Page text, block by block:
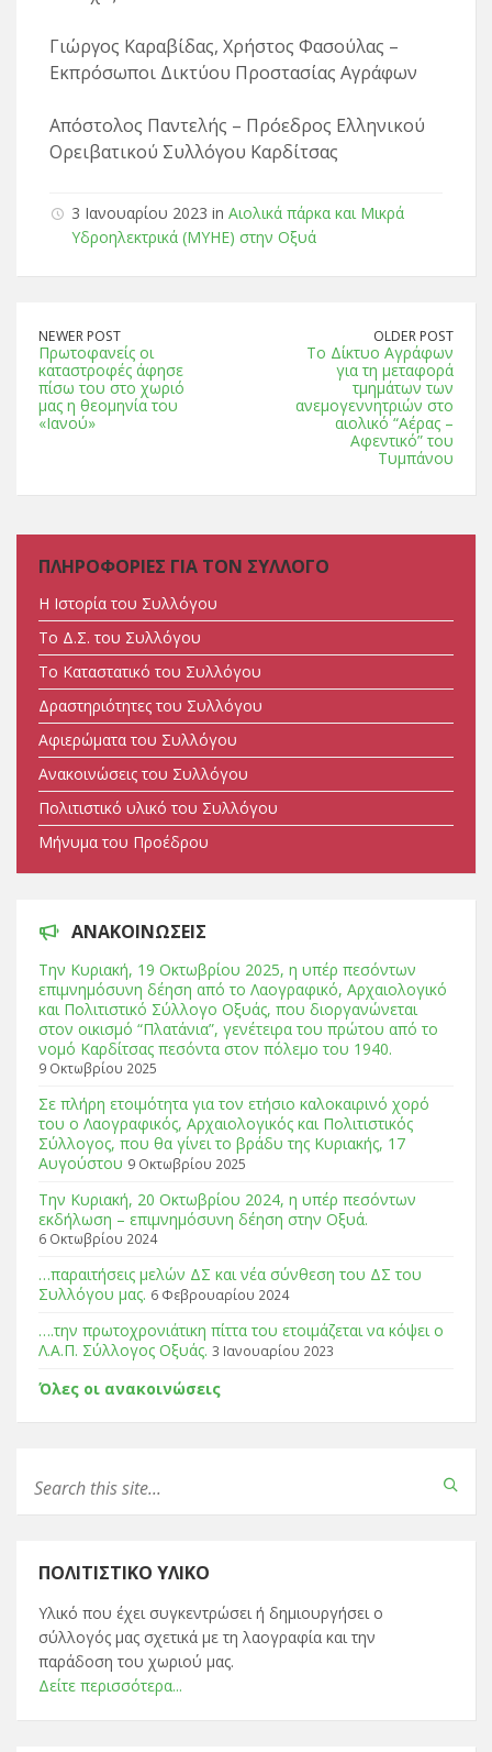
Γιώργος Καραβίδας, Χρήστος Φασούλας –
Εκπρόσωποι Δικτύου Προστασίας Αγράφων
Απόστολος Παντελής – Πρόεδρος Ελληνικού
Ορειβατικού Συλλόγου Καρδίτσας
3 Ιανουαρίου 2023 in Αιολικά πάρκα και Μικρά
Υδροηλεκτρικά (ΜΥΗΕ) στην Οξυά
NEWER POST
Πρωτοφανείς οι
καταστροφές άφησε
πίσω του στο χωριό
μας η θεομηνία του
«Ιανού»
OLDER POST
Το Δίκτυο Αγράφων
για τη μεταφορά
τμημάτων των
ανεμογεννητριών στο
αιολικό “Αέρας –
Αφεντικό” του
Τυμπάνου
ΠΛΗΡΟΦΟΡΙΕΣ ΓΙΑ ΤΟΝ ΣΥΛΛΟΓΟ
Η Ιστορία του Συλλόγου
Tο Δ.Σ. του Συλλόγου
Tο Καταστατικό του Συλλόγου
Δραστηριότητες του Συλλόγου
Αφιερώματα του Συλλόγου
Ανακοινώσεις του Συλλόγου
Πολιτιστικό υλικό του Συλλόγου
Μήνυμα του Προέδρου
ΑΝΑΚΟΙΝΩΣΕΙΣ
Tην Κυριακή, 19 Οκτωβρίου 2025, η υπέρ πεσόντων
επιμνημόσυνη δέηση από το Λαογραφικό, Αρχαιολογικό
και Πολιτιστικό Σύλλογο Οξυάς, που διοργανώνεται
στον οικισμό “Πλατάνια”, γενέτειρα του πρώτου από το
νομό Καρδίτσας πεσόντα στον πόλεμο του 1940.
9 Οκτωβρίου 2025
Σε πλήρη ετοιμότητα για τον ετήσιο καλοκαιρινό χορό
του ο Λαογραφικός, Αρχαιολογικός και Πολιτιστικός
Σύλλογος, που θα γίνει το βράδυ της Κυριακής, 17
Αυγούστου 9 Οκτωβρίου 2025
Tην Κυριακή, 20 Οκτωβρίου 2024, η υπέρ πεσόντων
εκδήλωση – επιμνημόσυνη δέηση στην Οξυά.
6 Οκτωβρίου 2024
…παραιτήσεις μελών ΔΣ και νέα σύνθεση του ΔΣ του
Συλλόγου μας. 6 Φεβρουαρίου 2024
….την πρωτοχρονιάτικη πίττα του ετοιμάζεται να κόψει ο
Λ.Α.Π. Σύλλογος Οξυάς. 3 Ιανουαρίου 2023
Όλες οι ανακοινώσεις
ΠΟΛΙΤΙΣΤΙΚΌ ΥΛΙΚΌ
Υλικό που έχει συγκεντρώσει ή δημιουργήσει ο
σύλλογός μας σχετικά με τη λαογραφία και την
παράδοση του χωριού μας.
Δείτε περισσότερα...